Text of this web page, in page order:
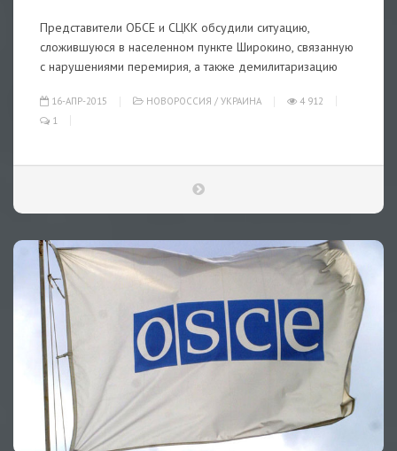
Представители ОБСЕ и СЦКК обсудили ситуацию,
сложившуюся в населенном пункте Широкино, связанную
с нарушениями перемирия, а также демилитаризацию
16-АПР-2015 НОВОРОССИЯ / УКРАИНА
4 912
1